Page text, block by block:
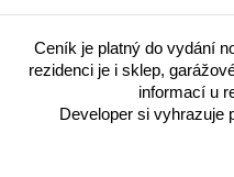
Ceník je platný do vydání
rezidenci je i sklep,
informací u
Developer si vyhrazuje